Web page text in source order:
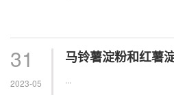
31
2023-05
马铃薯淀粉和红薯
...